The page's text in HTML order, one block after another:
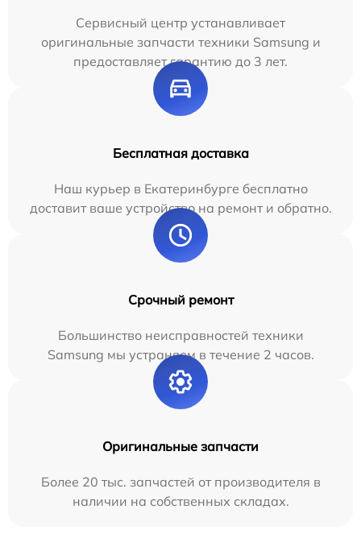
Сервисный центр устанавливает
оригинальные запчасти техники Samsung и
предоставляет гарантию до 3 лет.
Бесплатная доставка
Наш курьер в Екатеринбурге бесплатно
доставит ваше устройство на ремонт и обратно.
Срочный ремонт
Большинство неисправностей техники
Samsung мы устраняем в течение 2 часов.
Оригинальные запчасти
Более 20 тыс. запчастей от производителя в
наличии на собственных складах.